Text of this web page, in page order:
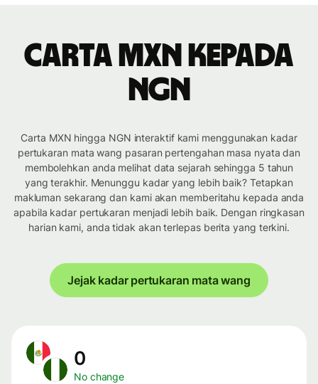
Carta MXN kepada
NGN
Carta MXN hingga NGN interaktif kami menggunakan kadar
pertukaran mata wang pasaran pertengahan masa nyata dan
membolehkan anda melihat data sejarah sehingga 5 tahun
yang terakhir. Menunggu kadar yang lebih baik? Tetapkan
makluman sekarang dan kami akan memberitahu kepada anda
apabila kadar pertukaran menjadi lebih baik. Dengan ringkasan
harian kami, anda tidak akan terlepas berita yang terkini.
Jejak kadar pertukaran mata wang
0
No change